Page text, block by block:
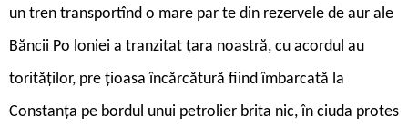
un tren transportînd o mare par te din rezervele de aur ale
Băncii Po ­loniei a tranzitat țara noastră, cu acordul au
torităților, pre ­țioasa încărcătură fiind îmbarcată la
Constanța pe bordul unui petrolier brita ­nic, în ciuda protes